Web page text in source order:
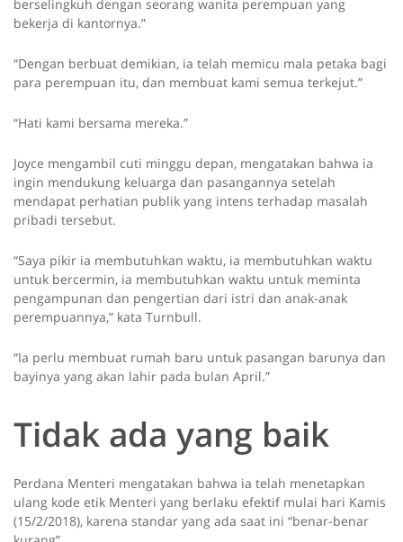
berselingkuh dengan seorang wanita perempuan yang
bekerja di kantornya.”
“Dengan berbuat demikian, ia telah memicu mala petaka bagi
para perempuan itu, dan membuat kami semua terkejut.”
“Hati kami bersama mereka.”
Joyce mengambil cuti minggu depan, mengatakan bahwa ia
ingin mendukung keluarga dan pasangannya setelah
mendapat perhatian publik yang intens terhadap masalah
pribadi tersebut.
“Saya pikir ia membutuhkan waktu, ia membutuhkan waktu
untuk bercermin, ia membutuhkan waktu untuk meminta
pengampunan dan pengertian dari istri dan anak-anak
perempuannya,” kata Turnbull.
“Ia perlu membuat rumah baru untuk pasangan barunya dan
bayinya yang akan lahir pada bulan April.”
Tidak ada yang baik
Perdana Menteri mengatakan bahwa ia telah menetapkan
ulang kode etik Menteri yang berlaku efektif mulai hari Kamis
(15/2/2018), karena standar yang ada saat ini “benar-benar